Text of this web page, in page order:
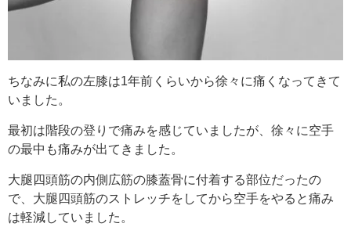
ちなみに私の左膝は1年前くらいから徐々に痛くなってきて
いました。
最初は階段の登りで痛みを感じていましたが、徐々に空手
の最中も痛みが出てきました。
大腿四頭筋の内側広筋の膝蓋骨に付着する部位だったの
で、大腿四頭筋のストレッチをしてから空手をやると痛み
は軽減していました。